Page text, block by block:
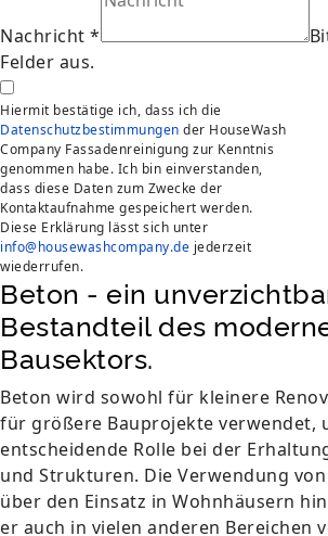
Nachricht *
Felder aus.
Hiermit bestätige ich, dass ich die
Datenschutzbestimmungen der HouseWash
Company Fassadenreinigung zur Kenntnis
genommen habe. Ich bin einverstanden,
dass diese Daten zum Zwecke der
Kontaktaufnahme gespeichert werden.
Diese Erklärung lässt sich unter
info@housewashcompany.de jederzeit
wiederrufen.
Beton - ein
Bestandteil des
Bausektors.
Beton wird sowohl für kleinere
für größere Bauprojekte verwendet,
entscheidende Rolle bei der
und Strukturen. Die Verwendung
über den Einsatz in Wohnhäusern
er auch in vielen anderen Bereichen